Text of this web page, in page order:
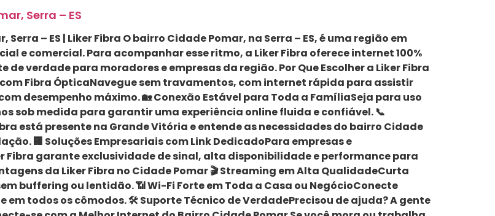
Serra – ES
– ES | Liker Fibra O bairro Cidade Pomar, na Serra – ES, é uma região em
e comercial. Para acompanhar esse ritmo, a Liker Fibra oferece internet 100%
verdade para moradores e empresas da região. Por Que Escolher a Liker Fibra
com Fibra ÓpticaNavegue sem travamentos, com internet rápida para assistir
desempenho máximo. 🏡 Conexão Estável para Toda a FamíliaSeja para uso
sob medida para garantir uma experiência online fluida e confiável. 📞
está presente na Grande Vitória e entende as necessidades do bairro Cidade
🏢 Soluções Empresariais com Link DedicadoPara empresas e
Fibra garante exclusividade de sinal, alta disponibilidade e performance para
da Liker Fibra no Cidade Pomar 🎬 Streaming em Alta QualidadeCurta
buffering ou lentidão. 📶 Wi-Fi Forte em Toda a Casa ou NegócioConecte
todos os cômodos. 🛠️ Suporte Técnico de VerdadePrecisou de ajuda? A gente